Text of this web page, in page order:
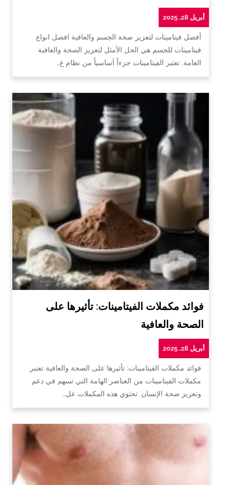
أبريل 28, 2025
أفضل فيتامينات لتعزيز صحة الجسم والعافية افضل انواع
فيتامينات للجسم هي الحل الأمثل لتعزيز الصحة والعافية
العامة. تعتبر الفيتامينات جزءاً أساسياً من نظام غ…
فوائد مكملات الفيتامينات: تأثيرها على
الصحة والعافية
أبريل 28, 2025
فوائد مكملات الفيتامينات: تأثيرها على الصحة والعافية تعتبر
مكملات الفيتامينات من العناصر الهامة التي تسهم في دعم
وتعزيز صحة الإنسان. تحتوي هذه المكملات عل…